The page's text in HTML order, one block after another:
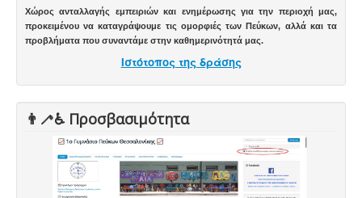
Χώρος ανταλλαγής εμπειριών και ενημέρωσης για την περιοχή μας,
προκειμένου να καταγράψουμε τις ομορφιές των Πεύκων, αλλά και τα
προβλήματα που συναντάμε στην καθημερινότητά μας.
Ιστότοπος της δράσης
👨‍🦯♿️ Προσβασιμότητα